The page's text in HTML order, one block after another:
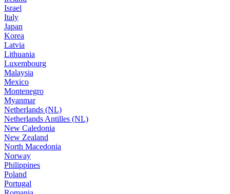
Israel
Italy
Japan
Korea
Latvia
Lithuania
Luxembourg
Malaysia
Mexico
Montenegro
Myanmar
Netherlands (NL)
Netherlands Antilles (NL)
New Caledonia
New Zealand
North Macedonia
Norway
Philippines
Poland
Portugal